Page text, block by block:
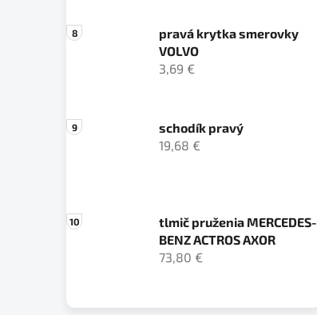
pravá krytka smerovky
VOLVO
3,69 €
schodík pravý
19,68 €
tlmič pruženia MERCEDES-
BENZ ACTROS AXOR
73,80 €